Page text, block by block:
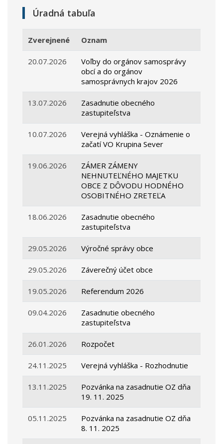
Úradná tabuľa
Zverejnené Oznam
20.07.2026
Voľby do orgánov samosprávy
obcí a do orgánov
samosprávnych krajov 2026
13.07.2026
Zasadnutie obecného
zastupiteľstva
10.07.2026
Verejná vyhláška - Oznámenie o
začatí VO Krupina Sever
19.06.2026
ZÁMER ZÁMENY
NEHNUTEĽNÉHO MAJETKU
OBCE Z DÔVODU HODNÉHO
OSOBITNÉHO ZRETEĽA
18.06.2026
Zasadnutie obecného
zastupiteľstva
29.05.2026 Výročné správy obce
29.05.2026 Záverečný účet obce
19.05.2026 Referendum 2026
09.04.2026
Zasadnutie obecného
zastupiteľstva
26.01.2026 Rozpočet
24.11.2025 Verejná vyhláška - Rozhodnutie
13.11.2025
Pozvánka na zasadnutie OZ dňa
19. 11. 2025
05.11.2025
Pozvánka na zasadnutie OZ dňa
8. 11. 2025